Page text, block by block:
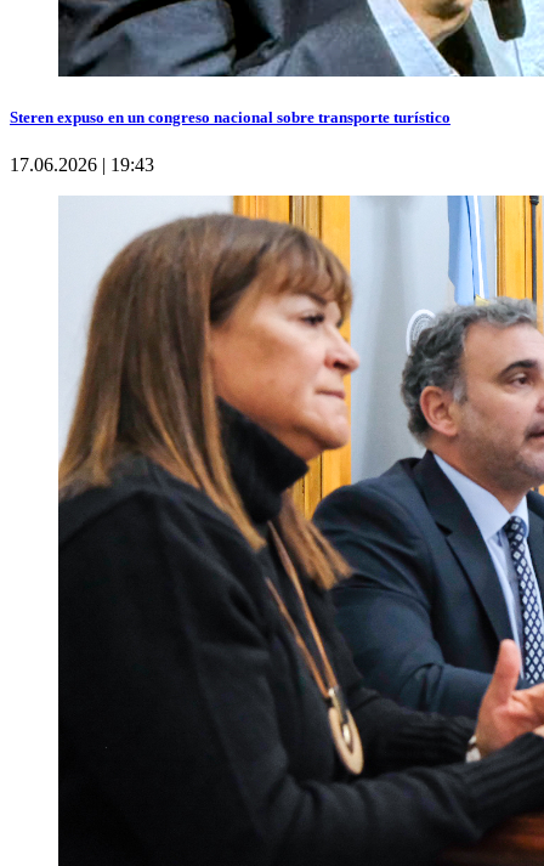
Steren expuso en un congreso nacional sobre transporte turístico
17.06.2026 | 19:43